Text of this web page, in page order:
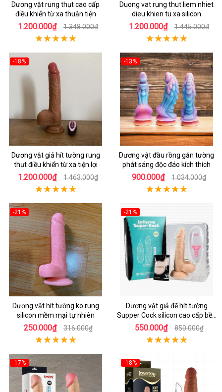
Dương vật rung thụt cao cấp
điều khiển từ xa thuận tiện
1.200.000₫ 1.348.000₫
Duong vat rung thut liem nhiet
dieu khien tu xa silicon
1.200.000₫ 1.445.000₫
-18%
Dương vật giả hít tường rung
thụt điều khiển từ xa tiện lợi
1.200.000₫ 1.463.000₫
-13%
Dương vật đầu rồng gắn tường
phát sáng độc đáo kích thích
900.000₫ 1.034.000₫
-21%
Dương vật hít tường ko rung
silicon mềm mại tự nhiên
250.000₫ 316.000₫
-21%
Dương vật giả đế hít tường
Supper Cock silicon cao cấp bền
bỉ
550.000₫ 850.000₫
-17% -18%